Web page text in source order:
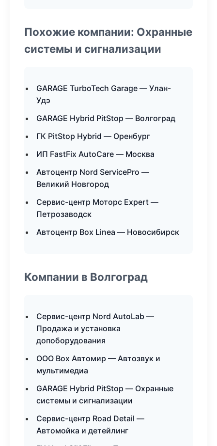
Похожие компании: Охранные
системы и сигнализации
GARAGE TurboTech Garage — Улан-
Удэ
GARAGE Hybrid PitStop — Волгоград
ГК PitStop Hybrid — Оренбург
ИП FastFix AutoCare — Москва
Автоцентр Nord ServicePro —
Великий Новгород
Сервис-центр Моторс Expert —
Петрозаводск
Автоцентр Box Linea — Новосибирск
Компании в Волгоград
Сервис-центр Nord AutoLab —
Продажа и установка
допоборудования
ООО Box Автомир — Автозвук и
мультимедиа
GARAGE Hybrid PitStop — Охранные
системы и сигнализации
Сервис-центр Road Detail —
Автомойка и детейлинг